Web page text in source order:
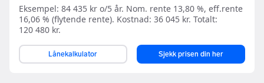
Eksempel: 84 435 kr o/5 år. Nom. rente 13,80 %, eff.rente
16,06 % (flytende rente). Kostnad: 36 045 kr. Totalt:
120 480 kr.
Lånekalkulator Sjekk prisen din her